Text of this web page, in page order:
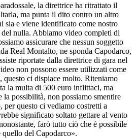
la direttrice ha ritrattato il
ma punta il dito contro un altro
sia e viene identificato come nostro
nulla. Abbiamo video completi di
assicurare che nessun soggetto
Real Montalto, ne sponda Capodarco,
riportate dalla direttrice di gara nel
non possono essere utilizzati come
questo ci dispiace molto. Riteniamo
la multa di 500 euro inflittaci, ma
la possibilità, non possiamo smentire
per questo ci vediamo costretti a
significato soltato gettare al vento
farò tutto ciò che è possibile
del Capodarco».